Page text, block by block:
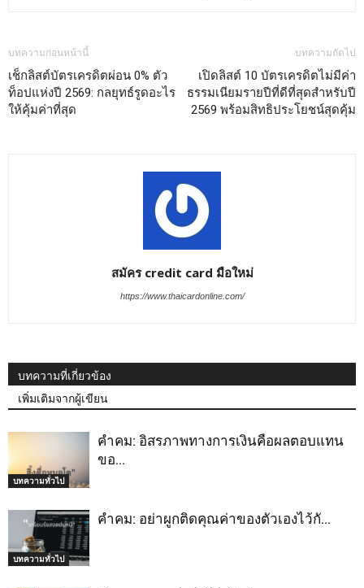
บทความก่อนหน้านี้
เช็กลิสต์บัตรเครดิตผ่อน 0% ตัว
ท็อปแห่งปี 2569: กลยุทธ์รูดอะไร
ให้คุ้มค่าที่สุด
บทความถัดไป
เปิดลิสต์ 10 บัตรเครดิตไม่มีค่า
ธรรมเนียมรายปีที่ดีที่สุดสำหรับปี
2569 พร้อมสิทธิประโยชน์สุดคุ้ม
สมัคร credit card มือใหม่
https://www.thaicardonline.com/
บทความที่เกี่ยวข้อง
เพิ่มเติมจากผู้เขียน
บทความทั่วไป
คำคม: อิสรภาพทางการเงินคือผลตอบแทน
ขอ…
บทความทั่วไป
คำคม: อย่าผูกติดคุณค่าของตัวเองไว้กั…